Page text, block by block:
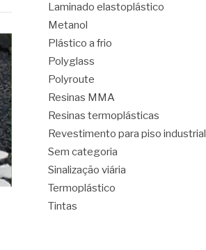
Laminado elastoplástico
Metanol
Plástico a frio
Polyglass
Polyroute
Resinas MMA
Resinas termoplásticas
Revestimento para piso industrial
Sem categoria
Sinalização viária
Termoplástico
Tintas